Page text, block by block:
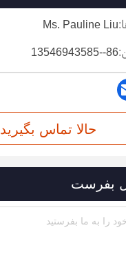
Ms. Pauline Liu
86--13546943585
حالا تماس بگیرید
بفرست